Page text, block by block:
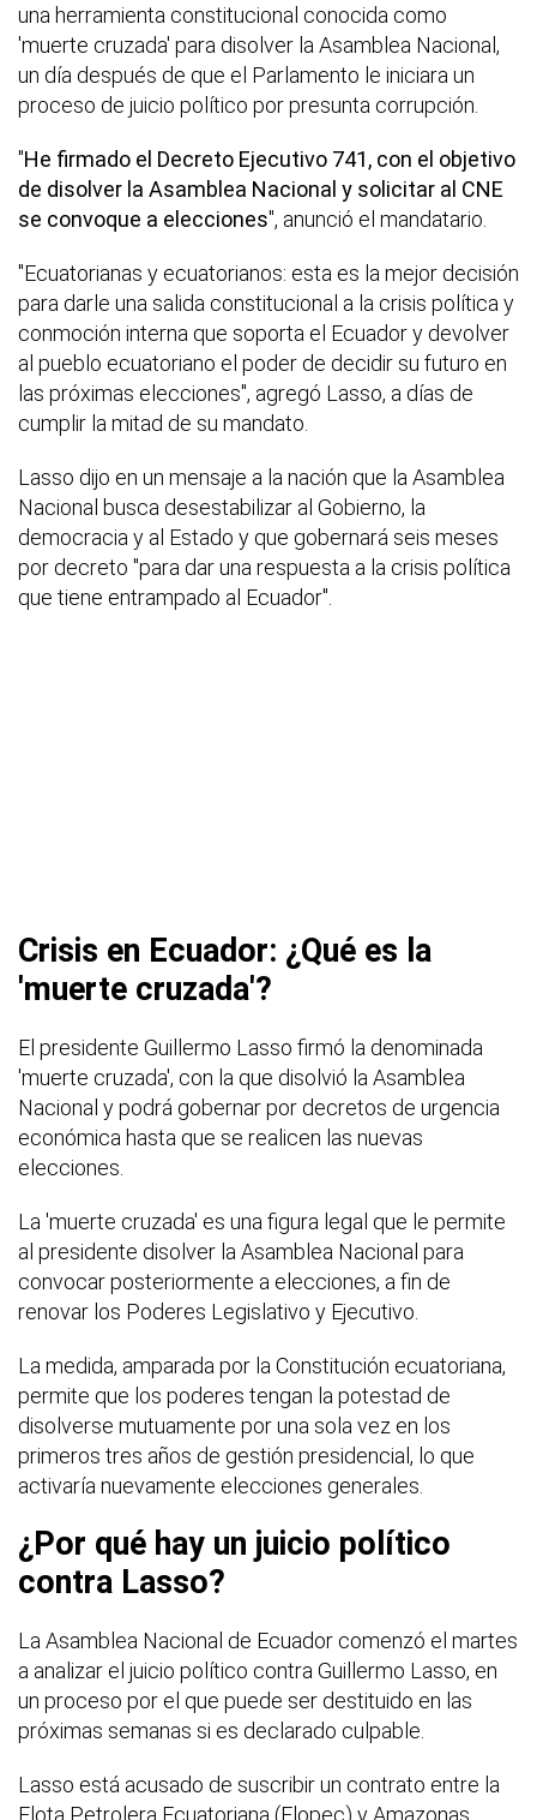
una herramienta constitucional conocida como
'muerte cruzada' para disolver la Asamblea Nacional,
un día después de que el Parlamento le iniciara un
proceso de juicio político por presunta corrupción.
"He firmado el Decreto Ejecutivo 741, con el objetivo
de disolver la Asamblea Nacional y solicitar al CNE
se convoque a elecciones", anunció el mandatario.
"Ecuatorianas y ecuatorianos: esta es la mejor decisión
para darle una salida constitucional a la crisis política y
conmoción interna que soporta el Ecuador y devolver
al pueblo ecuatoriano el poder de decidir su futuro en
las próximas elecciones", agregó Lasso, a días de
cumplir la mitad de su mandato.
Lasso dijo en un mensaje a la nación que la Asamblea
Nacional busca desestabilizar al Gobierno, la
democracia y al Estado y que gobernará seis meses
por decreto "para dar una respuesta a la crisis política
que tiene entrampado al Ecuador".
Crisis en Ecuador: ¿Qué es la
'muerte cruzada'?
El presidente Guillermo Lasso firmó la denominada
'muerte cruzada', con la que disolvió la Asamblea
Nacional y podrá gobernar por decretos de urgencia
económica hasta que se realicen las nuevas
elecciones.
La 'muerte cruzada' es una figura legal que le permite
al presidente disolver la Asamblea Nacional para
convocar posteriormente a elecciones, a fin de
renovar los Poderes Legislativo y Ejecutivo.
La medida, amparada por la Constitución ecuatoriana,
permite que los poderes tengan la potestad de
disolverse mutuamente por una sola vez en los
primeros tres años de gestión presidencial, lo que
activaría nuevamente elecciones generales.
¿Por qué hay un juicio político
contra Lasso?
La Asamblea Nacional de Ecuador comenzó el martes
a analizar el juicio político contra Guillermo Lasso, en
un proceso por el que puede ser destituido en las
próximas semanas si es declarado culpable.
Lasso está acusado de suscribir un contrato entre la
Flota Petrolera Ecuatoriana (Flopec) y Amazonas